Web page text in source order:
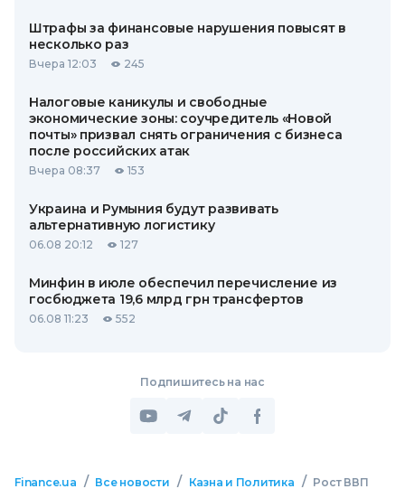
Штрафы за финансовые нарушения повысят в
несколько раз
Вчера 12:03 245
Налоговые каникулы и свободные
экономические зоны: соучредитель «Новой
почты» призвал снять ограничения с бизнеса
после российских атак
Вчера 08:37 153
Украина и Румыния будут развивать
альтернативную логистику
06.08 20:12 127
Минфин в июле обеспечил перечисление из
госбюджета 19,6 млрд грн трансфертов
06.08 11:23 552
Подпишитесь на нас
Finance.ua / Все новости / Казна и Политика / Рост ВВП